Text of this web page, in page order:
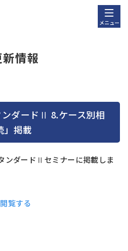
メニュー
新情報
ダードⅡ 8.ケース別相
掲載
ンダードⅡセミナーに掲載しま
覧する